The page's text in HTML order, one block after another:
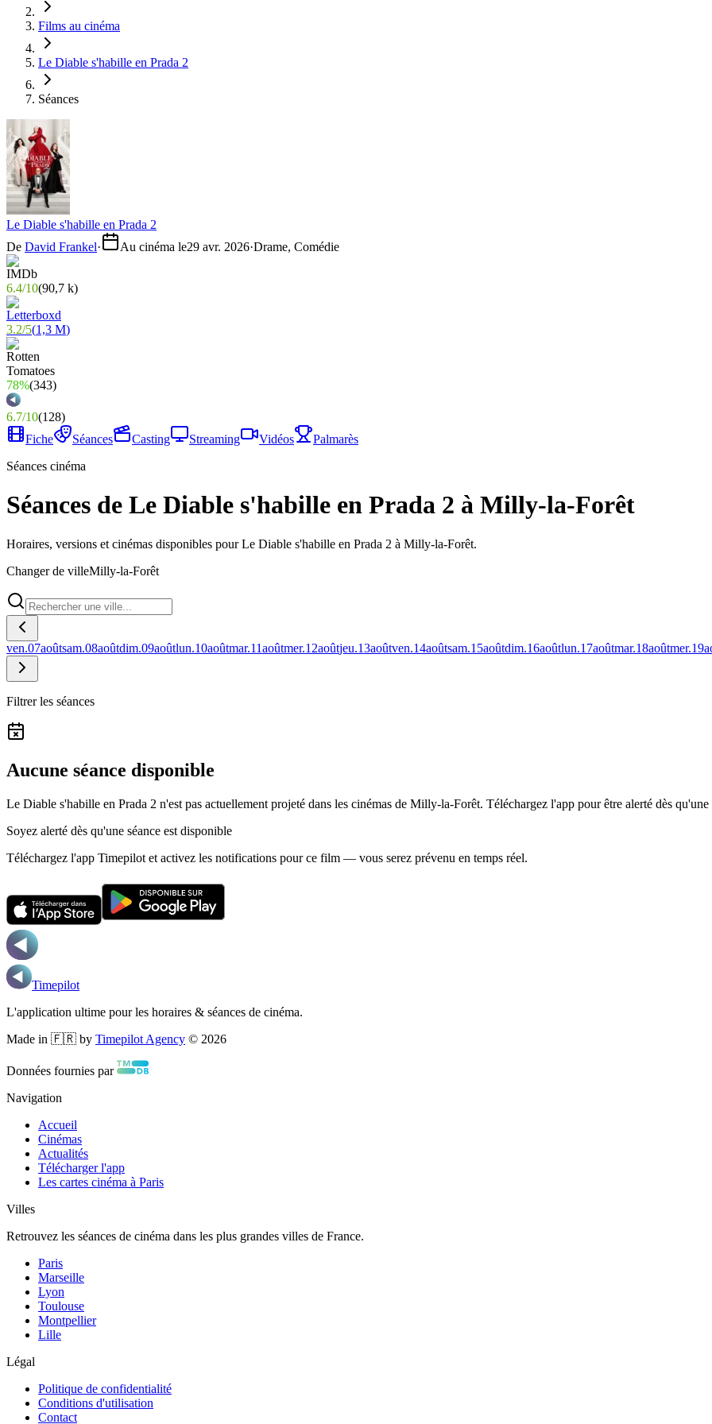
Films au cinéma
Le Diable s'habille en Prada 2
Séances
Le Diable s'habille en Prada 2
De David Frankel· Au cinéma le29 avr. 2026·Drame, Comédie
6.4/10(90,7 k)
3.2/5(1,3 M)
78%(343)
6.7/10(128)
Fiche
Séances Casting Streaming Vidéos
Palmarès
Séances cinéma
Séances de Le Diable s'habille en Prada 2 à Milly-la-Forêt
Horaires, versions et cinémas disponibles pour Le Diable s'habille en Prada 2 à Milly-la-Forêt.
Changer de villeMilly-la-Forêt
ven.07aoûtsam.08aoûtdim.09aoûtlun.10aoûtmar.11aoûtmer.12aoûtjeu.13aoûtven.14aoûtsam.15aoûtdim.16aoûtlun.17aoûtmar.18aoûtmer.19
Filtrer les séances
Aucune séance disponible
Le Diable s'habille en Prada 2 n'est pas actuellement projeté dans les cinémas de Milly-la-Forêt. Téléchargez l'app pour être alerté dès qu'une
Soyez alerté dès qu'une séance est disponible
Téléchargez l'app Timepilot et activez les notifications pour ce film — vous serez prévenu en temps réel.
Timepilot
L'application ultime pour les horaires & séances de cinéma.
Made in 🇫🇷 by Timepilot Agency © 2026
Données fournies par
Navigation
Accueil
Cinémas
Actualités
Télécharger l'app
Les cartes cinéma à Paris
Villes
Retrouvez les séances de cinéma dans les plus grandes villes de France.
Paris
Marseille
Lyon
Toulouse
Montpellier
Lille
Légal
Politique de confidentialité
Conditions d'utilisation
Contact